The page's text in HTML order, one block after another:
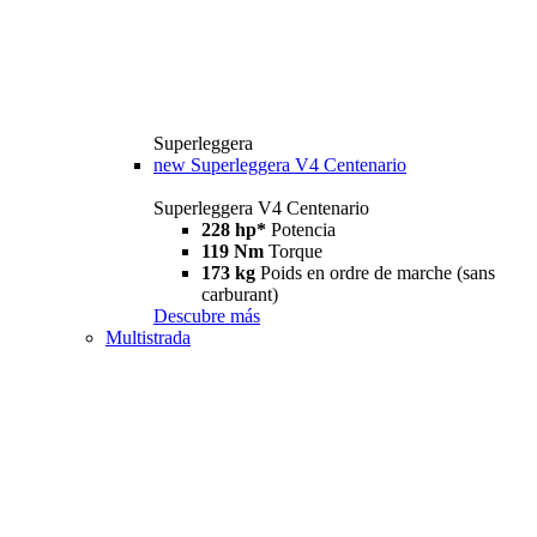
Superleggera
new Superleggera V4 Centenario
Superleggera V4 Centenario
228 hp* Potencia
119 Nm Torque
173 kg Poids en ordre de marche (sans
carburant)
Descubre más
Multistrada